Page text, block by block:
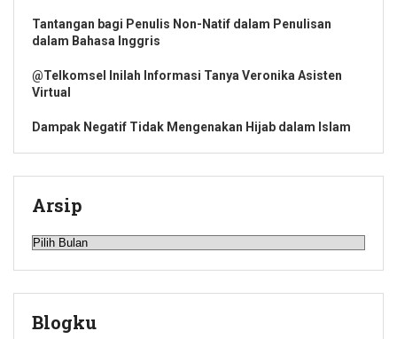
Tantangan bagi Penulis Non-Natif dalam Penulisan
dalam Bahasa Inggris
@Telkomsel Inilah Informasi Tanya Veronika Asisten
Virtual
Dampak Negatif Tidak Mengenakan Hijab dalam Islam
Arsip
Arsip
Blogku